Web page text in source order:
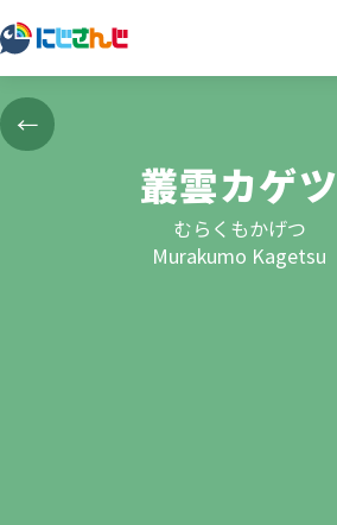
←
叢雲カゲツ
むらくもかげつ
Murakumo Kagetsu